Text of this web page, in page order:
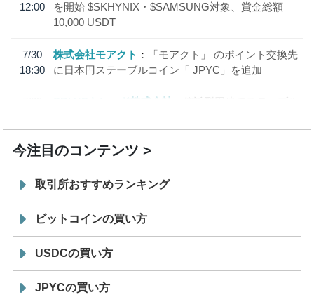
12:00
を開始 $SKHYNIX・$SAMSUNG対象、賞金総額
10,000 USDT
7/30
18:30
株式会社モアクト
「モアクト」 のポイント交換先
に日本円ステーブルコイン「 JPYC」を追加
7/29
SBI VCトレード株式会社
信託型円建てステーブル
今注目のコンテンツ
取引所おすすめランキング
ビットコインの買い方
USDCの買い方
JPYCの買い方